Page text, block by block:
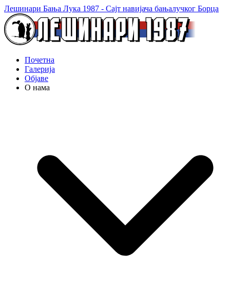
Лешинари Бања Лука 1987 - Сајт навијача бањалучког Борца
Почетна
Галерија
Објаве
О нама